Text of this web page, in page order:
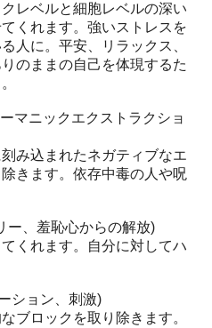
レベルと細胞レベルの深い
くれます。強いストレスを
人に。平安、リラックス、
のままの自己を体現するた
マニックエクストラクショ
み込まれたネガティブなエ
きます。依存中毒の人や呪
ー、羞恥心からの解放)
くれます。自分に対してハ
ション、刺激)
ブロックを取り除きます。